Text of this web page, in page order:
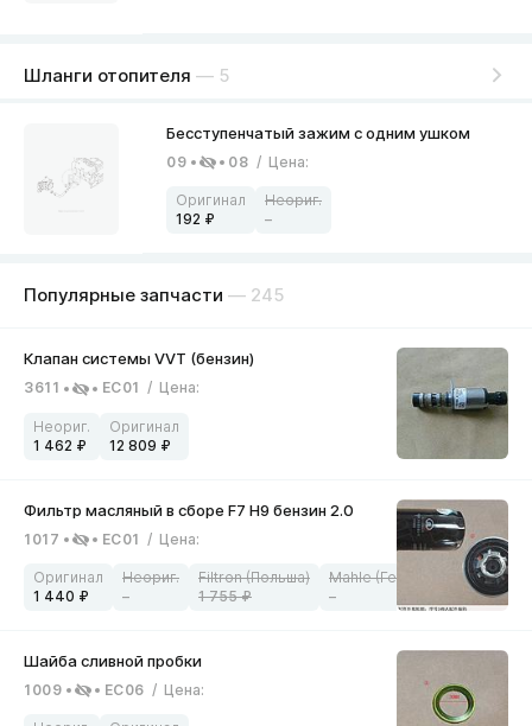
Шланги отопителя — 5
09 08 / Цена:
192 –
Популярные запчасти — 245
3611 EC01 / Цена:
1 462 12 809
1017 EC01 / Цена:
1 440 – 1 755 –
1009 EC06 / Цена: